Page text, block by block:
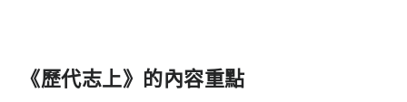
《歷代志上》的內容重點